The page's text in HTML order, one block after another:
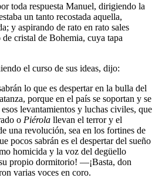
toda respuesta Manuel, dirigiendo la
un tanto recostada aquella,
y aspirando de rato en rato sales
cristal de Bohemia, cuya tapa
el curso de sus ideas, dijo:
lo que es despertar en la bulla del
porque en el país se soportan y se
levantamientos y luchas civiles, que
o Piérola llevan el terror y el
una revolución, sea en los fortines de
pocos sabrán es el despertar del sueño
homicida y la voz del degüello
propio dormitorio! —¡Basta, don
varias voces en coro.